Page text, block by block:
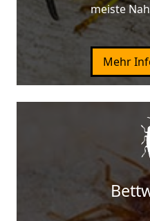
meiste
Mehr